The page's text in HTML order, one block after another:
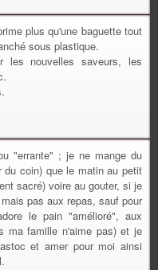
plus qu'une baguette tout
sous plastique.
les nouvelles saveurs, les
"errante" ; je ne mange du
du coin) que le matin au petit
sacré) voire au gouter, si je
pas aux repas, sauf pour
le pain "amélioré", aux
ma famille n'aime pas) et je
et amer pour moi ainsi